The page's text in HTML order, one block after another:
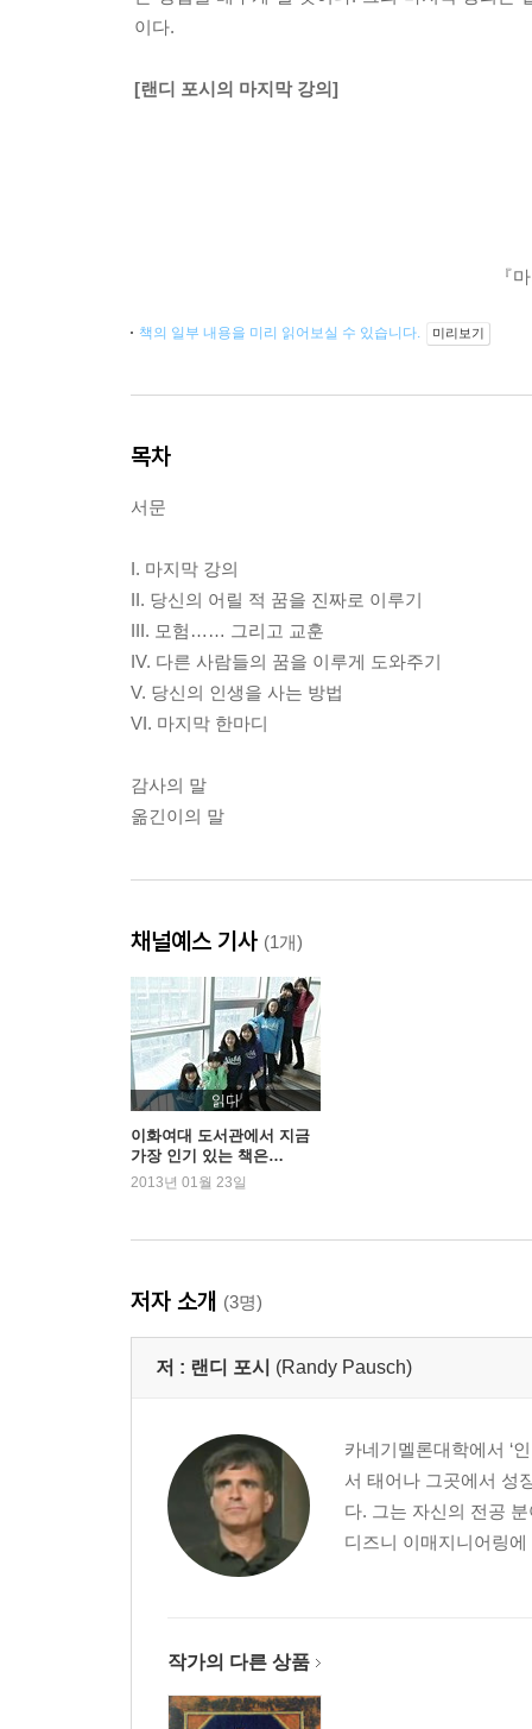
이다.
[랜디 포시의 마지막 강의]
『
책의 일부 내용을 미리 읽어보실 수 있습니다. 미리보기
목차
서문
I. 마지막 강의
II. 당신의 어릴 적 꿈을 진짜로 이루기
III. 모험…… 그리고 교훈
IV. 다른 사람들의 꿈을 이루게 도와주기
V. 당신의 인생을 사는 방법
VI. 마지막 한마디
감사의 말
옮긴이의 말
채널예스 기사 (1개)
읽다
이화여대 도서관에서 지금
가장 인기 있는 책은…
2013년 01월 23일
저자 소개 (3명)
저 : 랜디 포시 (Randy Pausch)
카네기멜론대학에서 ‘
서 태어나 그곳에서 성
다. 그는 자신의 전공
디즈니 이매지니어링
작가의 다른 상품